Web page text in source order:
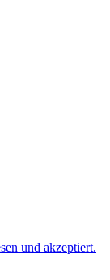
und akzeptiert.